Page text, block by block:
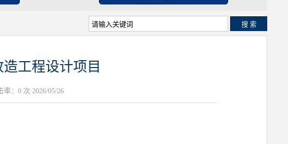
搜 索
工程设计项目
率：0 次 2026/05/26